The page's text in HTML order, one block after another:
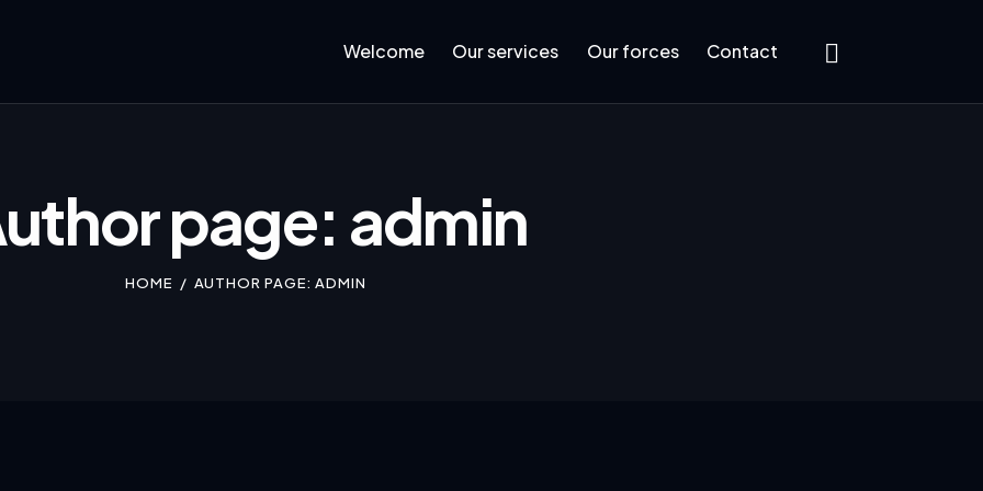
Welcome Our services Our forces Contact
page: admin
HOME AUTHOR PAGE: ADMIN